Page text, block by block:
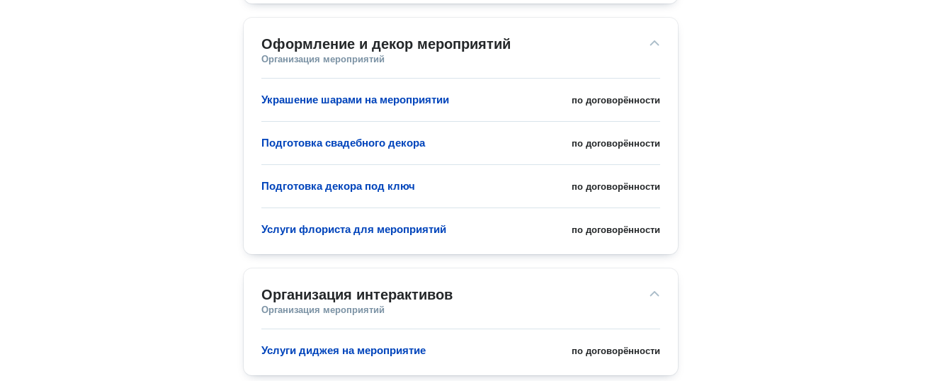
Оформление и декор мероприятий
Организация мероприятий
по договорённости
Украшение шарами на мероприятии
по договорённости
Подготовка свадебного декора
по договорённости
Подготовка декора под ключ
по договорённости
Услуги флориста для мероприятий
Организация интерактивов
Организация мероприятий
по договорённости
Услуги диджея на мероприятие